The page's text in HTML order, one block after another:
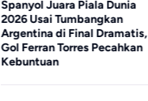
Spanyol Juara Piala Dunia
2026 Usai Tumbangkan
Argentina di Final Dramatis,
Gol Ferran Torres Pecahkan
Kebuntuan